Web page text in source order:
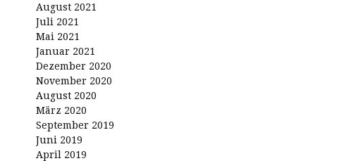
August 2021
Juli 2021
Mai 2021
Januar 2021
Dezember 2020
November 2020
August 2020
März 2020
September 2019
Juni 2019
April 2019